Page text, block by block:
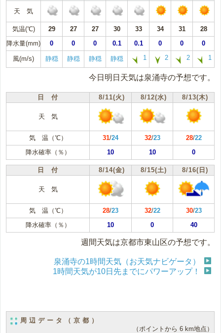
天 気
気温(℃) 29 27 27 30 33 34 31
28
降水量(mm)
0 0 0 0.1 0.1 0 0 0
風(m/s) 静穏 静穏 静穏 静穏 1 2 2 1
今日明日天気は泉涌寺の予想です。
日 付 8/11(火) 8/12(水) 8/13(木)
天 気
気 温（℃） 31/24 32/23 28/22
降水確率（％）
10 10 0
日 付 8/14(金) 8/15(土) 8/16(日)
天 気
気 温（℃） 28/23 32/22 30/23
降水確率（％）
10 0 40
週間天気は京都市東山区の予想です。
泉涌寺の1時間天気（お天気ナビゲータ）
1時間天気が10日先までにパワーアップ！
周辺データ（京都）
（ポイントから 6 km地点）